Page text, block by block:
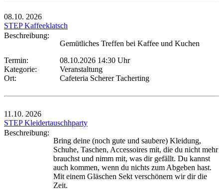
08.10. 2026
STEP Kaffeeklatsch
Beschreibung:
Gemütliches Treffen bei Kaffee und Kuchen
Termin:
08.10.2026 14:30 Uhr
Kategorie:
Veranstaltung
Ort:
Cafeteria Scherer Tacherting
11.10. 2026
STEP Kleidertauschhparty
Beschreibung:
Bring deine (noch gute und saubere) Kleidung,
Schuhe, Taschen, Accessoires mit, die du nicht mehr
brauchst und nimm mit, was dir gefällt. Du kannst
auch kommen, wenn du nichts zum Abgeben hast.
Mit einem Gläschen Sekt verschönern wir dir die
Zeit.